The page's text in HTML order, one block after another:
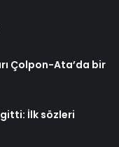
Çolpon-Ata’da bir
İlk sözleri